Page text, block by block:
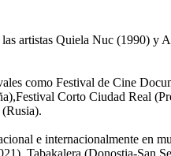
artistas Quiela Nuc (1990) y
como Festival de Cine
Corto Ciudad Real
e internacionalmente en
Tabakalera (Donostia-San